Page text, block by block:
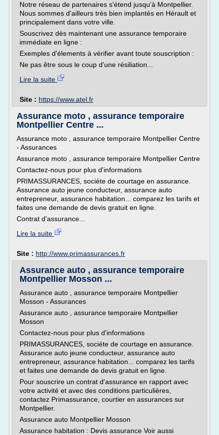
Notre réseau de partenaires s'étend jusqu'à Montpellier.
Nous sommes d'ailleurs très bien implantés en Hérault et
principalement dans votre ville.
Souscrivez dès maintenant une assurance temporaire
immédiate en ligne :
Exemples d'élements à vérifier avant toute souscription :
Ne pas être sous le coup d'une résiliation...
Lire la suite
Site : https://www.atel.fr
Assurance moto , assurance temporaire
Montpellier Centre ...
Assurance moto , assurance temporaire Montpellier Centre
- Assurances
Assurance moto , assurance temporaire Montpellier Centre
Contactez-nous pour plus d'informations
PRIMASSURANCES, sociéte de courtage en assurance.
Assurance auto jeune conducteur, assurance auto
entrepreneur, assurance habitation... comparez les tarifs et
faites une demande de devis gratuit en ligne.
Contrat d'assurance...
Lire la suite
Site : http://www.primassurances.fr
Assurance auto , assurance temporaire
Montpellier Mosson ...
Assurance auto , assurance temporaire Montpellier
Mosson - Assurances
Assurance auto , assurance temporaire Montpellier
Mosson
Contactez-nous pour plus d'informations
PRIMASSURANCES, sociéte de courtage en assurance.
Assurance auto jeune conducteur, assurance auto
entrepreneur, assurance habitation... comparez les tarifs
et faites une demande de devis gratuit en ligne.
Pour souscrire un contrat d'assurance en rapport avec
votre activité et avec des conditions particulières,
contactez Primassurance, courtier en assurances sur
Montpellier.
Assurance auto Montpellier Mosson
Assurance habitation : Devis assurance Voir aussi